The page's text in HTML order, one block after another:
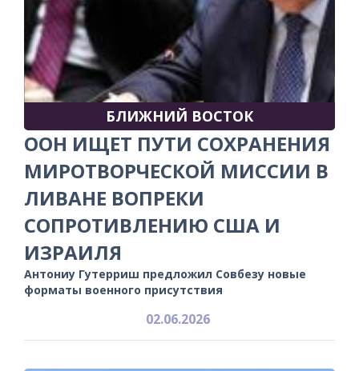
БЛИЖНИЙ ВОСТОК
ООН ИЩЕТ ПУТИ СОХРАНЕНИЯ
МИРОТВОРЧЕСКОЙ МИССИИ В
ЛИВАНЕ ВОПРЕКИ
СОПРОТИВЛЕНИЮ США И
ИЗРАИЛЯ
Антониу Гутерриш предложил Совбезу новые
форматы военного присутствия
02.06.2026